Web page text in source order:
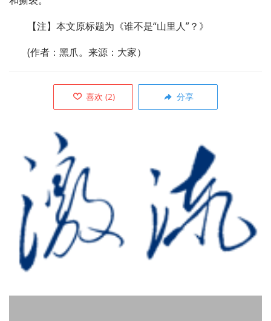
【注】本文原标题为《谁不是“山里人”？》
(作者：黑爪。来源：大家）
喜欢 (2) 分享